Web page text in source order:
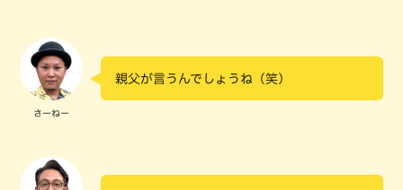
さーねー
親父が言うんでしょうね（笑）